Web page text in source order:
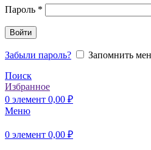
Пароль *
Войти
Забыли пароль?
Запомнить
Поиск
Избранное
0 элемент 0,00 ₽
Меню
0 элемент 0,00 ₽